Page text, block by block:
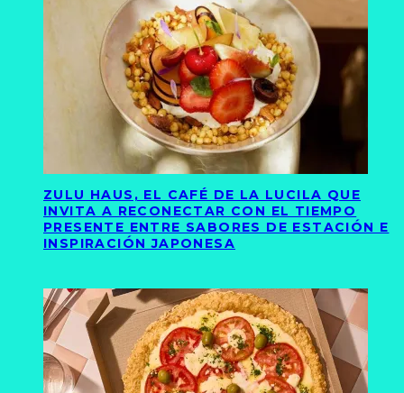
ZULU HAUS, EL CAFÉ DE LA LUCILA QUE
INVITA A RECONECTAR CON EL TIEMPO
PRESENTE ENTRE SABORES DE ESTACIÓN E
INSPIRACIÓN JAPONESA